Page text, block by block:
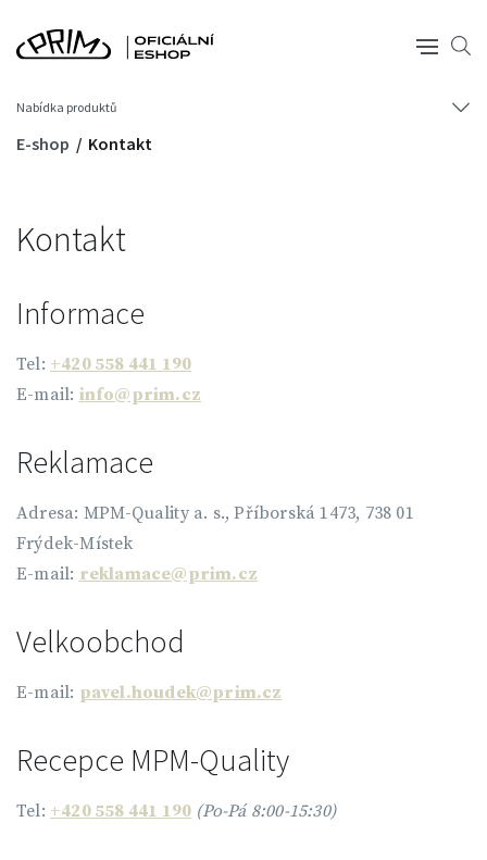
Nabídka produktů
E-shop Kontakt
Kontakt
Informace
Tel: +420 558 441 190
E-mail: info@prim.cz
Reklamace
Adresa: MPM-Quality a. s., Příborská 1473, 738 01
Frýdek-Místek
E-mail: reklamace@prim.cz
Velkoobchod
E-mail: pavel.houdek@prim.cz
Recepce MPM-Quality
Tel: +420 558 441 190 (Po-Pá 8:00-15:30)